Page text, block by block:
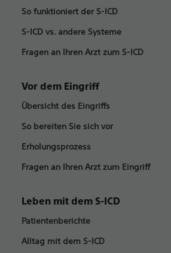
So funktioniert der S-ICD
S-ICD vs. andere Systeme
Fragen an Ihren Arzt zum S-ICD
Vor dem Eingriff
Übersicht des Eingriffs
So bereiten Sie sich vor
Erholungsprozess
Fragen an Ihren Arzt zum Eingriff
Leben mit dem S-ICD
Patientenberichte
Alltag mit dem S-ICD